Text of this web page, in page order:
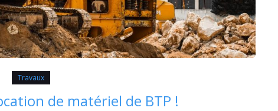
Travaux
de matériel de BTP !